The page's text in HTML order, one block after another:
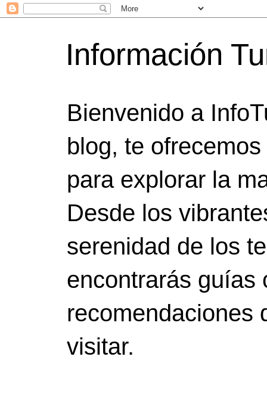
Información
Bienvenido a
blog, te
para explorar la
Desde los
serenidad de los
encontrarás guías
recomendaciones
visitar.